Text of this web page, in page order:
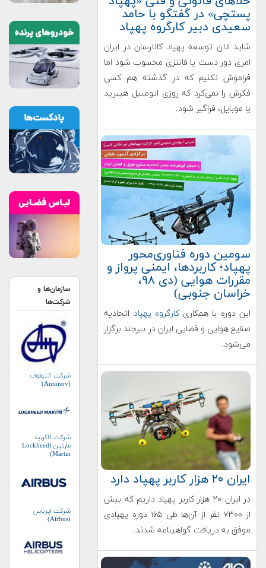
پستچی» در گفتگو با حامد
سعیدی دبیر کارگروه پهپاد
شاید الان توسعه پهپاد کالارسان در ایران
امری دور دست یا فانتزی محسوب شود اما
فراموش نکنیم که در گذشته هم کسی
فکرش را نمی‌کرد که روزی اتومبیل هیبرید
یا موبایل، فراگیر شود.
سومین دوره فناوری‌محور
پهپاد؛ کاربردها، ایمنی پرواز و
مقررات هوایی (دی ۹۸،
خراسان جنوبی)
این دوره با همکاری کارگروه پهپاد اتحادیه
صنایع هوایی و فضایی ایران در بیرجند برگزار
می‌شود.
ایران ۲۰ هزار کاربر پهپاد دارد
در ایران ۲۰ هزار کاربر پهپاد داریم که بیش
از ۷۳۰۰ نفر از آن‌ها طی ۱۶۵ دوره پهپادی
موفق به دریافت گواهینامه شدند.
سازمان‌ها و
شرکت‌ها
شرکت آنتونوف
(Antonov)
شرکت لاکهید
مارتین (Lockheed
Martin)
شرکت ایرباس
(Airbus)